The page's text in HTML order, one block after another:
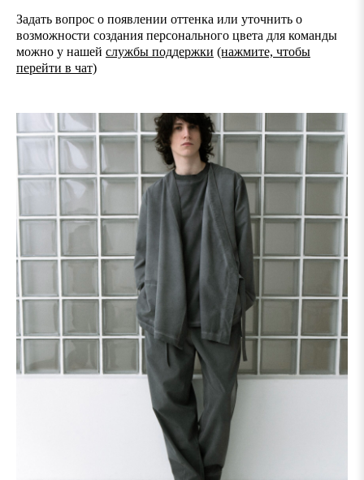
Задать вопрос о появлении оттенка или уточнить о
возможности создания персонального цвета для команды
можно у нашей службы поддержки (нажмите, чтобы
перейти в чат)